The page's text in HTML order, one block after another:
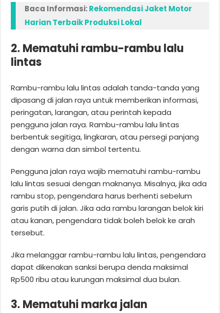
Baca Informasi:Rekomendasi Jaket Motor
Harian Terbaik Produksi Lokal
2. Mematuhi rambu-rambu lalu
lintas
Rambu-rambu lalu lintas adalah tanda-tanda yang
dipasang di jalan raya untuk memberikan informasi,
peringatan, larangan, atau perintah kepada
pengguna jalan raya. Rambu-rambu lalu lintas
berbentuk segitiga, lingkaran, atau persegi panjang
dengan warna dan simbol tertentu.
Pengguna jalan raya wajib mematuhi rambu-rambu
lalu lintas sesuai dengan maknanya. Misalnya, jika ada
rambu stop, pengendara harus berhenti sebelum
garis putih di jalan. Jika ada rambu larangan belok kiri
atau kanan, pengendara tidak boleh belok ke arah
tersebut.
Jika melanggar rambu-rambu lalu lintas, pengendara
dapat dikenakan sanksi berupa denda maksimal
Rp500 ribu atau kurungan maksimal dua bulan.
3. Mematuhi marka jalan